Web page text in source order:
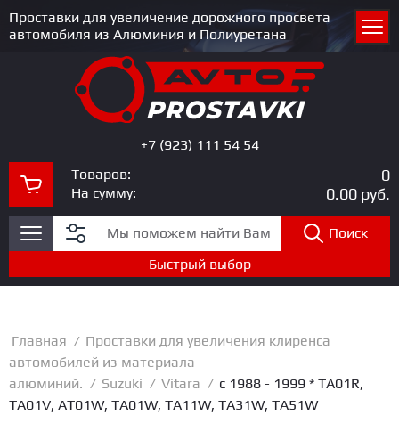
Проставки для увеличение дорожного просвета
автомобиля из Алюминия и Полиуретана
Поиск
+7 (923) 111 54 54
Товаров:
0
На сумму: 0.00 руб.
Быстрый выбор
Главная / Проставки для увеличения клиренса
автомобилей из материала
алюминий. / Suzuki / Vitara / c 1988 - 1999 * TA01R,
TA01V, AT01W, TA01W, TA11W, TA31W, TA51W